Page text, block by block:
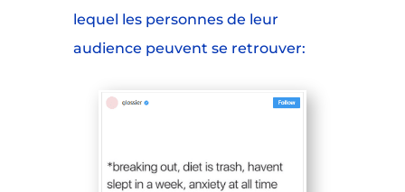
lequel les personnes de leur
audience peuvent se retrouver: